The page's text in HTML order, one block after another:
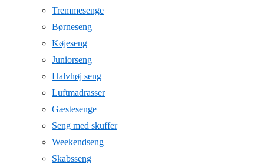
Tremmesenge
Børneseng
Køjeseng
Juniorseng
Halvhøj seng
Luftmadrasser
Gæstesenge
Seng med skuffer
Weekendseng
Skabsseng